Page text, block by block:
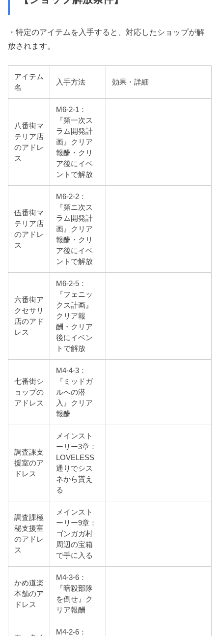
・特定のアイテムを入手すると、対応したショップが解
放されます。
アイテム
名
入手方法 効果・詳細
八番街マ
テリア店
のアドレ
ス
M6-2-1：
『第一次ス
ラム開発計
画』クリア
報酬・クリ
ア後にイベ
ントで解放
伍番街マ
テリア店
のアドレ
ス
M6-2-2：
『第ニ次ス
ラム開発計
画』クリア
報酬・クリ
ア後にイベ
ントで解放
六番街ア
クセサリ
店のアド
レス
M6-2-5：
『フェニッ
クス計画』
クリア報
酬・クリア
後にイベン
トで解放
七番街シ
ョップの
アドレス
M4-4-3：
『ミッドガ
ルへの潜
入』クリア
報酬
調査課支
援室のア
ドレス
メインスト
ーリー3章：
LOVELESS
通りでシス
ネから貰え
る
調査課極
秘支援室
のアドレ
ス
メインスト
ーリー9章：
ゴンガガ村
周辺の宝箱
で手に入る
かめ道楽
本舗のア
ドレス
M4-3-6：
『暗殺部隊
を倒せ』ク
リア報酬
M4-2-6：